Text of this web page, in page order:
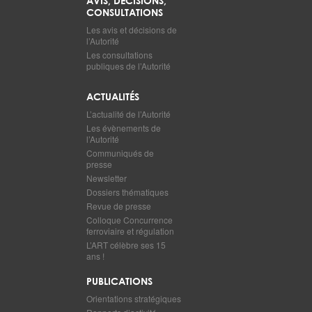
CONSULTATIONS
Les avis et décisions de
l’Autorité
Les consultations
publiques de l’Autorité
ACTUALITÉS
L’actualité de l’Autorité
Les évènements de
l’Autorité
Communiqués de
presse
Newsletter
Dossiers thématiques
Revue de presse
Colloque Concurrence
ferroviaire et régulation
L’ART célèbre ses 15
ans !
PUBLICATIONS
Orientations stratégiques